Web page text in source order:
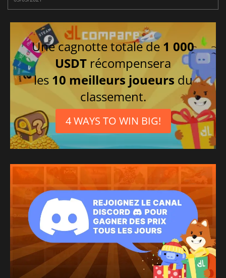
Une cagnotte totale de 1 000
USDT récompensera
les 10 meilleurs joueurs du
classement.
4 WAYS TO WIN BIG!